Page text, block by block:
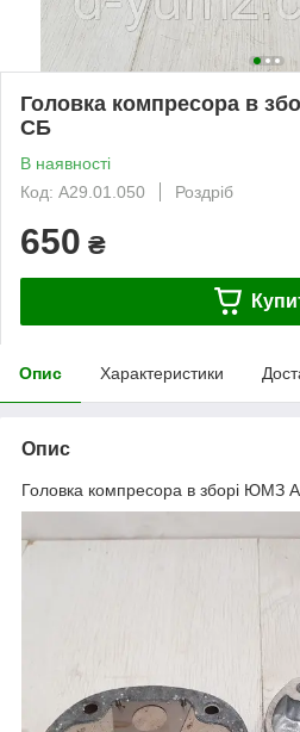
Головка компресора в
СБ
В наявності
Код: А29.01.050
Роздріб
650 ₴
Опис Характеристики
Опис
Головка компресора в зборі ЮМЗ